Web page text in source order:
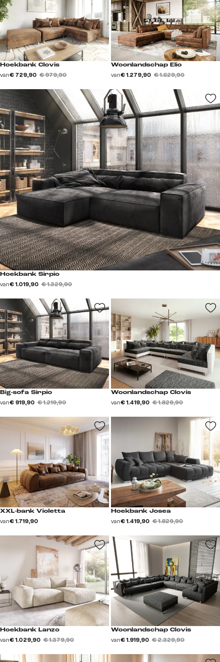
Hoekbank Sirpio
van€ 1.019,90 € 1.329,90
Hoekbank Clovis
van€ 729,90 € 979,90
Woonlandschap Elio
van€ 1.279,90 € 1.629,90
Big-sofa Sirpio
van€ 919,90 € 1.219,90
Woonlandschap Clovis
van€ 1.419,90 € 1.829,90
XXL-bank Violetta
van€ 1.719,90
Hoekbank Josea
van€ 1.419,90 € 1.829,90
Hoekbank Lanzo
van€ 1.029,90 € 1.379,90
Woonlandschap Clovis
van€ 1.919,90 € 2.329,90